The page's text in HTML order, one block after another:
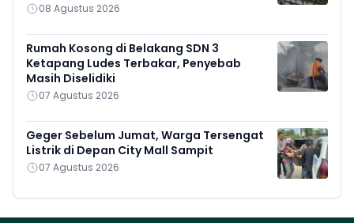
08 Agustus 2026
Rumah Kosong di Belakang SDN 3
Ketapang Ludes Terbakar, Penyebab
Masih Diselidiki
07 Agustus 2026
Geger Sebelum Jumat, Warga Tersengat
Listrik di Depan City Mall Sampit
07 Agustus 2026